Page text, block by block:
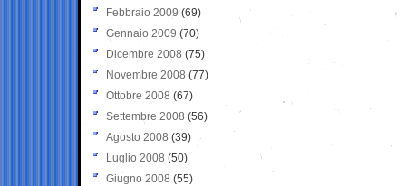
Febbraio 2009 (69)
Gennaio 2009 (70)
Dicembre 2008 (75)
Novembre 2008 (77)
Ottobre 2008 (67)
Settembre 2008 (56)
Agosto 2008 (39)
Luglio 2008 (50)
Giugno 2008 (55)